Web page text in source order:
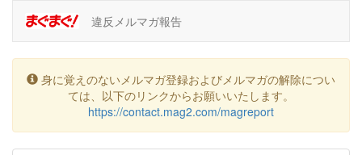
違反メルマガ報告
身に覚えのないメルマガ登録およびメルマガの解除につい
ては、以下のリンクからお願いいたします。
https://contact.mag2.com/magreport